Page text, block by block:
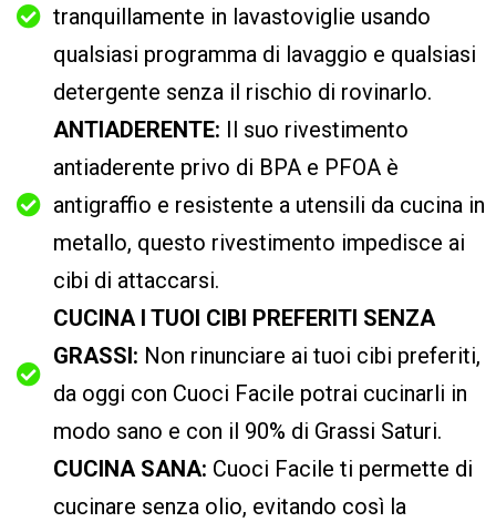
tranquillamente in lavastoviglie usando
qualsiasi programma di lavaggio e qualsiasi
detergente senza il rischio di rovinarlo.
ANTIADERENTE: Il suo rivestimento
antiaderente privo di BPA e PFOA è
antigraffio e resistente a utensili da cucina in
metallo, questo rivestimento impedisce ai
cibi di attaccarsi.
CUCINA I TUOI CIBI PREFERITI SENZA
GRASSI: Non rinunciare ai tuoi cibi preferiti,
da oggi con Cuoci Facile potrai cucinarli in
modo sano e con il 90% di Grassi Saturi.
CUCINA SANA: Cuoci Facile ti permette di
cucinare senza olio, evitando così la